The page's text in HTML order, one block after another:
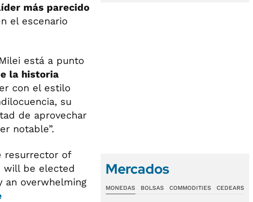
más parecido
el escenario
está a punto
la historia
con el estilo
su
de aprovechar
notable”.
resurrector of
will be elected
an overwhelming
Mercados
MONEDAS BOLSAS COMMODITIES CEDEARS